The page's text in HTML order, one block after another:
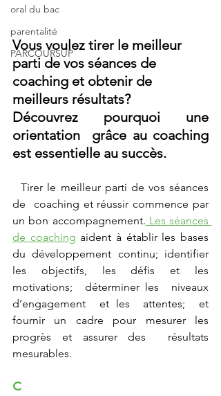
oral du bac
parentalité
PARCOURSUP
Vous voulez tirer le meilleur
parti de vos séances de
coaching et obtenir de
meilleurs résultats?
Découvrez pourquoi une
orientation  grâce au coaching
est essentielle au succès.
Tirer le meilleur parti de vos
de  coaching et réussir commence par
un bon accompagnement. Les séances
de coaching aident à établir les bases
du  développement  continu;  identifier
les objectifs, les défis et les
motivations;  déterminer les
niveaux
d’engagement
et les attentes;
fournir un cadre pour mesurer les
progrès et assurer des
résultats
mesurables.
C